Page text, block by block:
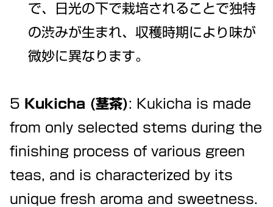
で、日光の下で栽培されることで独特
の渋みが生まれ、収穫時期により味が
微妙に異なります。
5 Kukicha (茎茶): Kukicha is made
from only selected stems during the
finishing process of various green
teas, and is characterized by its
unique fresh aroma and sweetness.